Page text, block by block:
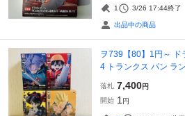
1 3/26 17:44終了
出品中の商品
ヲ739【80】1円～ ド
4 トランクス パン ラ
落札 7,400円
開始 1 円